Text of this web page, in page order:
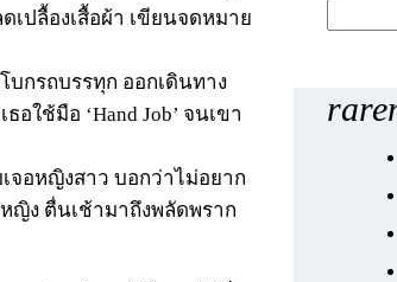
ปลื้องเสื้อผ้า เขียนจดหมาย
บกรถบรรทุก ออกเดินทาง
ใช้มือ ‘Hand Job’ จนเขา
จอหญิงสาว บอกว่าไม่อยาก
ง ตื่นเช้ามาถึงพลัดพราก
า